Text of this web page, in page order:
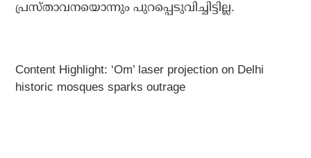
പ്രസ്താവനയൊന്നും പുറപ്പെടുവിച്ചിട്ടില്ല.
Content Highlight: ‘Om’ laser projection on Delhi
historic mosques sparks outrage